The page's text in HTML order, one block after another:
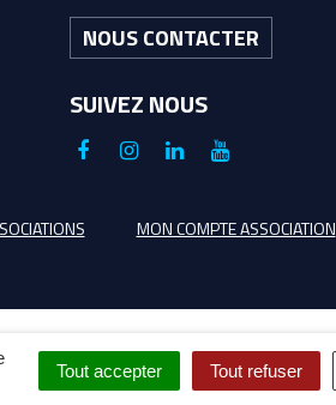
Tout accepter Tout refuser
NOUS CONTACTER
SUIVEZ NOUS
Lien
le
Lien
le
Lien
le
Lien
la
MON COMPTE ASSOCIATION